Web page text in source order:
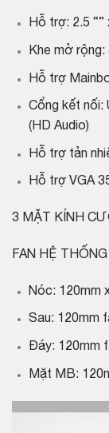
Hỗ trợ: 2.5 “”
Khe mở
Hỗ trợ
Cổng kết nối:
(HD Audio)
Hỗ trợ tản
Hỗ trợ VGA
3 MẶT KÍNH
FAN HỆ THỐNG
Nóc: 120mm
Sau: 120mm
Đáy: 120mm
Mặt MB: